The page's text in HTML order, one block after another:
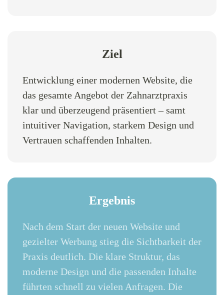
Ziel
Entwicklung einer modernen Website, die
das gesamte Angebot der Zahnarztpraxis
klar und überzeugend präsentiert – samt
intuitiver Navigation, starkem Design und
Vertrauen schaffenden Inhalten.
Ergebnis
Nach dem Start der neuen Website und
gezielter Werbung stieg die Sichtbarkeit der
Praxis deutlich. Die klare Struktur, das
moderne Design und die passenden Inhalte
führten schnell zu vielen Anfragen. Die